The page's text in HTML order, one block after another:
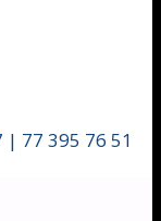
| 77 395 76 51